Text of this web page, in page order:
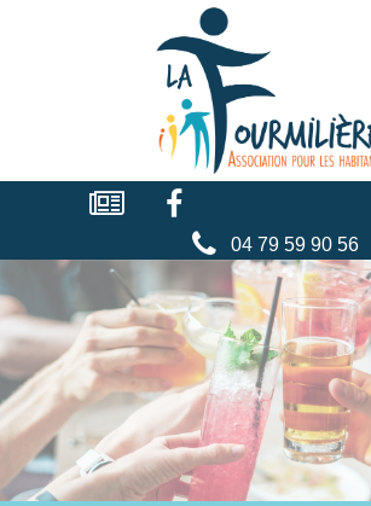
La
fourmilière
Actualités Facebook
04 79 59 90 56
Cookies management panel